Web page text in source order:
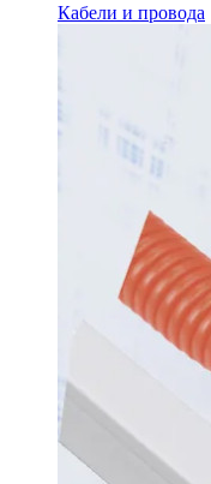
Кабели и провода